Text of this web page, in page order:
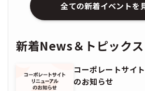
全ての新着イベントを
新着News＆トピックス
コーポレートサイ
のお知らせ